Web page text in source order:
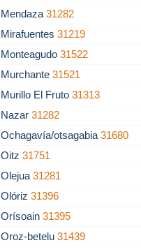
Mendaza31282
Mirafuentes31219
Monteagudo31522
Murchante31521
Murillo El Fruto31313
Nazar31282
Ochagavía/otsagabia31680
Oitz31751
Olejua31281
Olóriz31396
Orísoain31395
Oroz-betelu31439